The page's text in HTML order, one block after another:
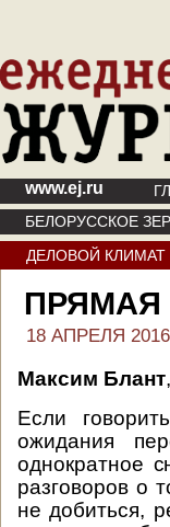
www.ej.ru
БЕЛОРУССКОЕ
ДЕЛОВОЙ КЛИМАТ
ПРЯМАЯ
18 АПРЕЛЯ 2016
Максим Блант,
Если
ожидания
однократное
разговоров о
не добиться,